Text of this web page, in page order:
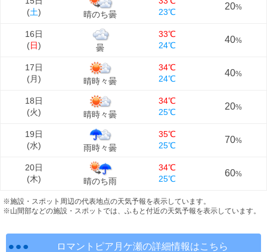
(土) 晴のち曇
23℃
20%
16日
(日) 曇
33℃
24℃
40%
17日
(月) 晴時々曇
34℃
24℃
40%
18日
(火) 晴時々曇
34℃
25℃
20%
19日
(水) 雨時々曇
35℃
25℃
70%
20日
(木) 晴のち雨
34℃
25℃
60%
※施設・スポット周辺の代表地点の天気予報を表示しています。
※山間部などの施設・スポットでは、ふもと付近の天気予報を表示しています。
ロマントピア月ケ瀬の詳細情報はこちら